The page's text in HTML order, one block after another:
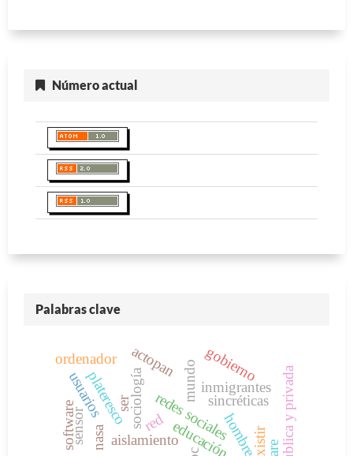
Número actual
Palabras clave
redes sociales
aislamiento
inmigrantes
educación
sociología
hombreexistir
mundo
ser
gobierno
plateresco
actopan
sincréticas
ordenador
nasa
usuarios
red
sensor
software